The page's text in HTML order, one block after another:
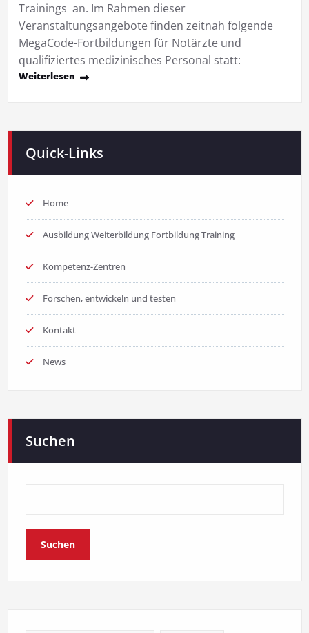
Trainings an. Im Rahmen dieser
Veranstaltungsangebote finden zeitnah folgende
MegaCode-Fortbildungen für Notärzte und
qualifiziertes medizinisches Personal statt:
Weiterlesen
Quick-Links
Home
Ausbildung Weiterbildung Fortbildung Training
Kompetenz-Zentren
Forschen, entwickeln und testen
Kontakt
News
Suchen
Suchen